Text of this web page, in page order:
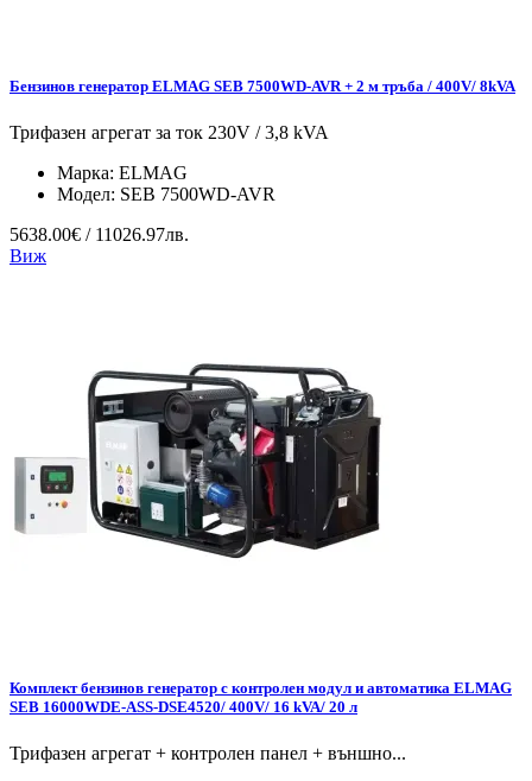
Бензинов генератор ELMAG SEB 7500WD-AVR + 2 м тръба / 400V/ 8kVA
Трифазен агрегат за ток 230V / 3,8 kVA
Марка: ELMAG
Модел: SEB 7500WD-AVR
5638.00€ / 11026.97лв.
Виж
Комплект бензинов генератор с контролен модул и автоматика ELMAG
SEB 16000WDE-ASS-DSE4520/ 400V/ 16 kVA/ 20 л
Трифазен агрегат + контролен панел + външно...